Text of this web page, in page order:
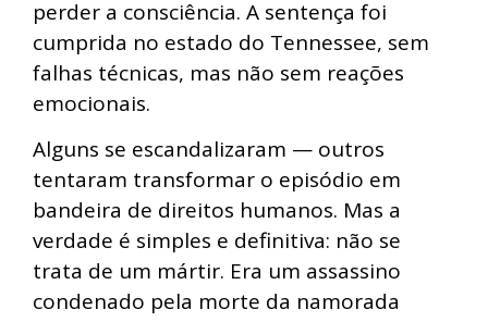
perder a consciência. A sentença foi
cumprida no estado do Tennessee, sem
falhas técnicas, mas não sem reações
emocionais.
Alguns se escandalizaram — outros
tentaram transformar o episódio em
bandeira de direitos humanos. Mas a
verdade é simples e definitiva: não se
trata de um mártir. Era um assassino
condenado pela morte da namorada